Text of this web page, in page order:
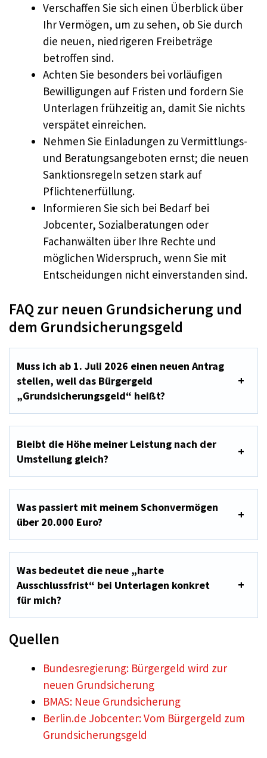
Verschaffen Sie sich einen Überblick über
Ihr Vermögen, um zu sehen, ob Sie durch
die neuen, niedrigeren Freibeträge
betroffen sind.
Achten Sie besonders bei vorläufigen
Bewilligungen auf Fristen und fordern Sie
Unterlagen frühzeitig an, damit Sie nichts
verspätet einreichen.
Nehmen Sie Einladungen zu Vermittlungs-
und Beratungsangeboten ernst; die neuen
Sanktionsregeln setzen stark auf
Pflichtenerfüllung.
Informieren Sie sich bei Bedarf bei
Jobcenter, Sozialberatungen oder
Fachanwälten über Ihre Rechte und
möglichen Widerspruch, wenn Sie mit
Entscheidungen nicht einverstanden sind.
FAQ zur neuen Grundsicherung und
dem Grundsicherungsgeld
Muss ich ab 1. Juli 2026 einen neuen Antrag
stellen, weil das Bürgergeld
„Grundsicherungsgeld“ heißt?
Bleibt die Höhe meiner Leistung nach der
Umstellung gleich?
Was passiert mit meinem Schonvermögen
über 20.000 Euro?
Was bedeutet die neue „harte
Ausschlussfrist“ bei Unterlagen konkret
für mich?
Quellen
Bundesregierung: Bürgergeld wird zur
neuen Grundsicherung
BMAS: Neue Grundsicherung
Berlin.de Jobcenter: Vom Bürgergeld zum
Grundsicherungsgeld